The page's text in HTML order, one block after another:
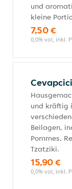
und
kleine
7,50 €
0,0% vol, inkl.
und kräftig
Beilagen,
Pommes,
Tzatziki.
15,90 €
0,0% vol, inkl.